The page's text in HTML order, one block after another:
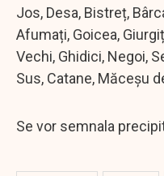
Jos, Desa, Bistreț,
Afumați, Goicea,
Vechi, Ghidici, Negoi,
Sus, Catane, Măceșu
Se vor semnala